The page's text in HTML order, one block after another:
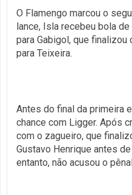
O Flamengo marcou o
lance, Isla recebeu bola
para Gabigol, que
para Teixeira.
Antes do final da primeira
chance com Ligger. Após
com o zagueiro, que
Gustavo Henrique antes
entanto, não acusou o